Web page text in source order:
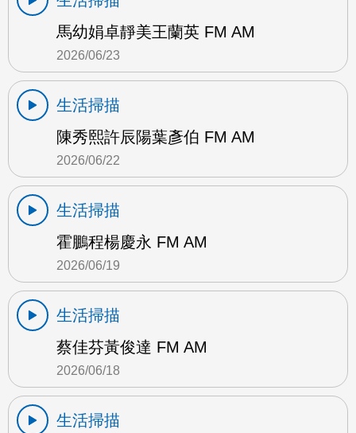
馬幼娟卓靜美王蘭英 FM AM
2026/06/23
生活掃描
陳秀熙許辰陽葉彥伯 FM AM
2026/06/22
生活掃描
霍鵬程楊慶永 FM AM
2026/06/19
生活掃描
蔡佳芬黃俊達 FM AM
2026/06/18
生活掃描